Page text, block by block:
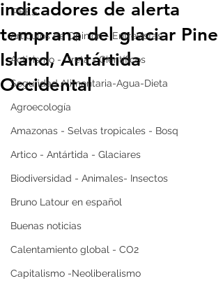
IPBES
Artículos de Opinión - Entrevistas
Activismo - Greta - Científicos
Seguridad Alimentaria-Agua-Dieta
Agroecología
Amazonas - Selvas tropicales - Bosq
Artico - Antártida - Glaciares
Biodiversidad - Animales- Insectos
Bruno Latour en español
Buenas noticias
Calentamiento global - CO2
Capitalismo -Neoliberalismo
indicadores de alerta
temprana del glaciar Pine
Island, Antártida
Occidental